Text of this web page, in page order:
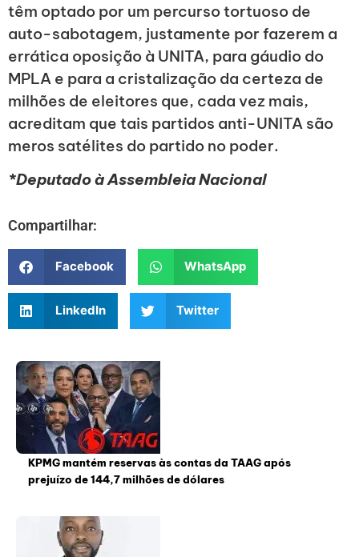
têm optado por um percurso tortuoso de
auto-sabotagem, justamente por fazerem a
errática oposição à UNITA, para gáudio do
MPLA e para a cristalização da certeza de
milhões de eleitores que, cada vez mais,
acreditam que tais partidos anti-UNITA são
meros satélites do partido no poder.
*Deputado à Assembleia Nacional
Compartilhar:
Facebook WhatsApp
LinkedIn Twitter
KPMG mantém reservas às contas da TAAG após
prejuízo de 144,7 milhões de dólares